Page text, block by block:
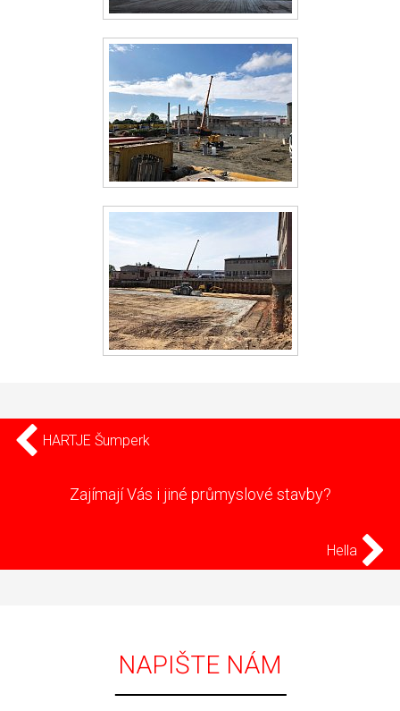
HARTJE Šumperk
Zajímají Vás i jiné průmyslové stavby?
Hella
NAPIŠTE NÁM